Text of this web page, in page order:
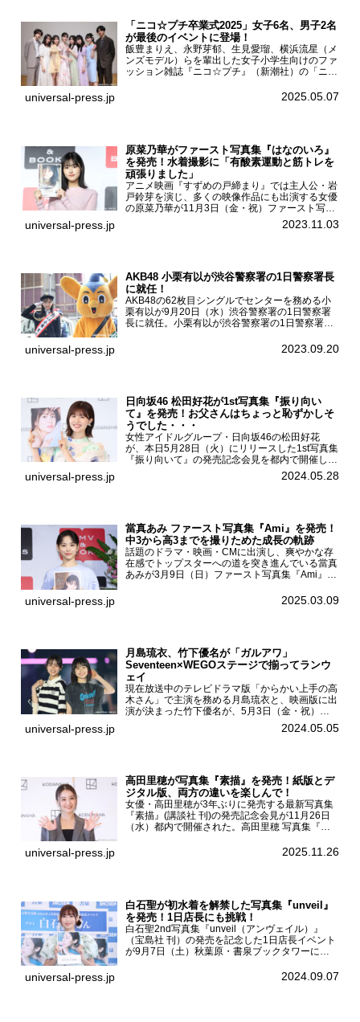
「ニコ☆プチ卒業式2025」女子6名、男子2名
が最後のイベントに登場！
飯豊まりえ、永野芽郁、生見愛瑠、横浜流星（メ
ンズモデル）らを輩出した女子小学生向けのファ
ッション雑誌『ニコ☆プチ』（新潮社）の「ニコ
モード学園コクーンタワーで開催され、卒業モデ
universal-press.jp 2025.05.07
原菜乃華がファースト写真集『はなのいろ』
を発売！水着撮影に「有酸素運動と筋トレを
頑張りました」
アニメ映画『すずめの戸締まり』では主人公・岩
戸鈴芽を演じ、多くの映像作品にも出演する女優
の原菜乃華が11月3日（金・祝）ファースト写真
集『はなのいろ』発売記念イベントを
HMV&BOOKS SHIBUYAで開催した。原菜乃華フ
universal-press.jp 2023.11.03
AKB48 小栗有以が渋谷警察署の1日警察署長
に就任！
AKB48の62枚目シングルでセンターを務める小
栗有以が9月20日（水）渋谷警察署の1日警察署
長に就任。小栗有以が渋谷警察署の1日警察署長
での10日間実施される令和5年 秋の全国交通安全
universal-press.jp 2023.09.20
日向坂46 松田好花が1st写真集『振り向い
て』を発売！お父さんはちょっと恥ずかしそ
うでした・・・
女性アイドルグループ・日向坂46の松田好花
が、本日5月28日（火）にリリースした1st写真集
『振り向いて』の発売記念会見を都内で開催し
た。日向坂46 松田好花1st写真集『振り向いて』
発売記念会見写真集では日向坂46の松田好花を
universal-press.jp 2024.05.28
當真あみ ファースト写真集『Ami』を発売！
中3から高3までを撮りためた成長の軌跡
話題のドラマ・映画・CMに出演し、爽やかな存
在感でトップスターへの道を突き進んでいる當真
あみが3月9日（日）ファースト写真集『Ami』
BOOKS SHIBUYAで開催した。當真あみファース
universal-press.jp 2025.03.09
月島琉衣、竹下優名が「ガルアワ」
Seventeen×WEGOステージで揃ってランウ
ェイ
現在放送中のテレビドラマ版「からかい上手の高
木さん」で主演を務める月島琉衣と、映画版に出
演が決まった竹下優名が、5月3日（金・祝）東
京・国立代々木競技場第一体育館で開催されたフ
ァッション&音楽イベント『Rakuten GirlsAward
universal-press.jp 2024.05.05
高田里穂が写真集『素描』を発売！紙版とデ
ジタル版、両方の違いを楽しんで！
女優・高田里穂が3年ぶりに発売する最新写真集
『素描』(講談社 刊)の発売記念会見が11月26日
（水）都内で開催された。高田里穂 写真集『素
あなたです』(読売テレビ)に出演するなど女優と
universal-press.jp 2025.11.26
白石聖が初水着を解禁した写真集『unveil』
を発売！1日店長にも挑戦！
白石聖2nd写真集『unveil（アンヴェイル）』
（宝島社 刊）の発売を記念した1日店長イベント
が9月7日（土）秋葉原・書泉ブックタワーにて
を記念し1日店長イベントを開催した本写真集は
universal-press.jp 2024.09.07